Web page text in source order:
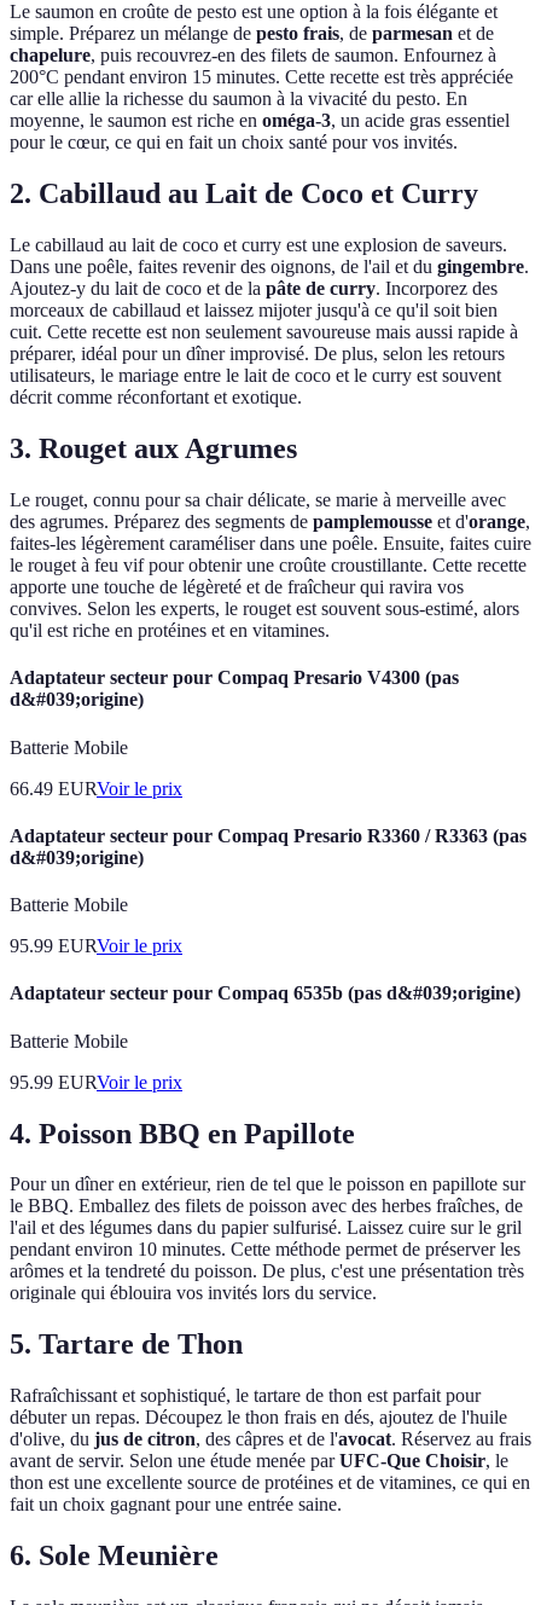
Le saumon en croûte de pesto est une option à la fois élégante et
simple. Préparez un mélange de pesto frais, de parmesan et de
chapelure, puis recouvrez-en des filets de saumon. Enfournez à
200°C pendant environ 15 minutes. Cette recette est très appréciée
car elle allie la richesse du saumon à la vivacité du pesto. En
moyenne, le saumon est riche en oméga-3, un acide gras essentiel
pour le cœur, ce qui en fait un choix santé pour vos invités.
2. Cabillaud au Lait de Coco et Curry
Le cabillaud au lait de coco et curry est une explosion de saveurs.
Dans une poêle, faites revenir des oignons, de l'ail et du gingembre.
Ajoutez-y du lait de coco et de la pâte de curry. Incorporez des
morceaux de cabillaud et laissez mijoter jusqu'à ce qu'il soit bien
cuit. Cette recette est non seulement savoureuse mais aussi rapide à
préparer, idéal pour un dîner improvisé. De plus, selon les retours
utilisateurs, le mariage entre le lait de coco et le curry est souvent
décrit comme réconfortant et exotique.
3. Rouget aux Agrumes
Le rouget, connu pour sa chair délicate, se marie à merveille avec
des agrumes. Préparez des segments de pamplemousse et d'orange,
faites-les légèrement caraméliser dans une poêle. Ensuite, faites cuire
le rouget à feu vif pour obtenir une croûte croustillante. Cette recette
apporte une touche de légèreté et de fraîcheur qui ravira vos
convives. Selon les experts, le rouget est souvent sous-estimé, alors
qu'il est riche en protéines et en vitamines.
Adaptateur secteur pour Compaq Presario V4300 (pas
d&#039;origine)
Batterie Mobile
66.49 EURVoir le prix
Adaptateur secteur pour Compaq Presario R3360 / R3363 (pas
d&#039;origine)
Batterie Mobile
95.99 EURVoir le prix
Adaptateur secteur pour Compaq 6535b (pas d&#039;origine)
Batterie Mobile
95.99 EURVoir le prix
4. Poisson BBQ en Papillote
Pour un dîner en extérieur, rien de tel que le poisson en papillote sur
le BBQ. Emballez des filets de poisson avec des herbes fraîches, de
l'ail et des légumes dans du papier sulfurisé. Laissez cuire sur le gril
pendant environ 10 minutes. Cette méthode permet de préserver les
arômes et la tendreté du poisson. De plus, c'est une présentation très
originale qui éblouira vos invités lors du service.
5. Tartare de Thon
Rafraîchissant et sophistiqué, le tartare de thon est parfait pour
débuter un repas. Découpez le thon frais en dés, ajoutez de l'huile
d'olive, du jus de citron, des câpres et de l'avocat. Réservez au frais
avant de servir. Selon une étude menée parUFC-Que Choisir, le
thon est une excellente source de protéines et de vitamines, ce qui en
fait un choix gagnant pour une entrée saine.
6. Sole Meunière